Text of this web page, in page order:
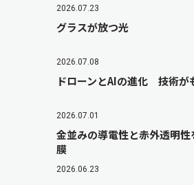
2026.07.23
グラスが放つ光
2026.07.08
ドローンとAIの進化 技術が
2026.07.01
金並みの導電性と赤外透明
膜
2026.06.23